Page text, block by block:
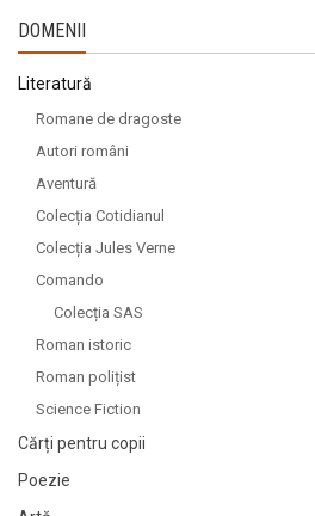
DOMENII
Literatură
Romane de dragoste
Autori români
Aventură
Colecția Cotidianul
Colecția Jules Verne
Comando
Colecția SAS
Roman istoric
Roman polițist
Science Fiction
Cărți pentru copii
Poezie